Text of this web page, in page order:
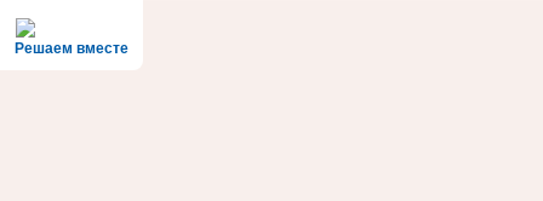
Решаем вместе